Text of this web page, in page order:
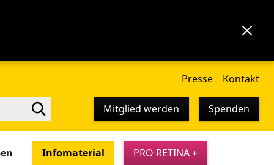
Presse Kontakt
Mitglied werden Spenden
Infomaterial PRO RETINA +